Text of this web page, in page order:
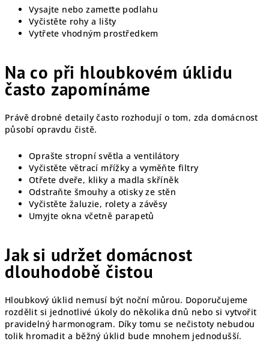
Vysajte nebo zameťte podlahu
Vyčistěte rohy a lišty
Vytřete vhodným prostředkem
Na co při hloubkovém úklidu
často zapomínáme
Právě drobné detaily často rozhodují o tom, zda domácnost
působí opravdu čistě.
Oprašte stropní světla a ventilátory
Vyčistěte větrací mřížky a vyměňte filtry
Otřete dveře, kliky a madla skříněk
Odstraňte šmouhy a otisky ze stěn
Vyčistěte žaluzie, rolety a závěsy
Umyjte okna včetně parapetů
Jak si udržet domácnost
dlouhodobě čistou
Hloubkový úklid nemusí být noční můrou. Doporučujeme
rozdělit si jednotlivé úkoly do několika dnů nebo si vytvořit
pravidelný harmonogram. Díky tomu se nečistoty nebudou
tolik hromadit a běžný úklid bude mnohem jednodušší.